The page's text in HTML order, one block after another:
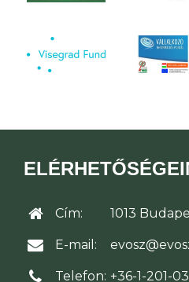
Cím: 1013
E-mail:
Telefon: +36-1-201-